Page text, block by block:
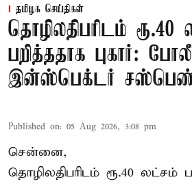
தமிழக செய்திகள்
தொழிலதிபரிடம் ரூ.40
பறித்ததாக புகார்:
இன்ஸ்பெக்டர்
Published on: 05 Aug 2026, 3:08 pm
சென்னை,
தொழிலதிபரிடம் ரூ.40 லட்சம்